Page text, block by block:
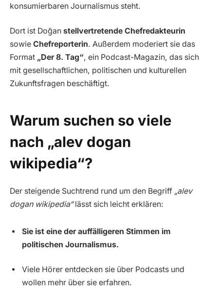
konsumierbaren Journalismus steht.
Dort ist Doğan stellvertretende Chefredakteurin
sowie Chefreporterin. Außerdem moderiert sie das
Format „Der 8. Tag“, ein Podcast-Magazin, das sich
mit gesellschaftlichen, politischen und kulturellen
Zukunftsfragen beschäftigt.
Warum suchen so viele
nach „alev dogan
wikipedia“?
Der steigende Suchtrend rund um den Begriff „alev
dogan wikipedia“lässt sich leicht erklären:
Sie ist eine der auffälligeren Stimmen im
politischen Journalismus.
Viele Hörer entdecken sie über Podcasts und
wollen mehr über sie erfahren.